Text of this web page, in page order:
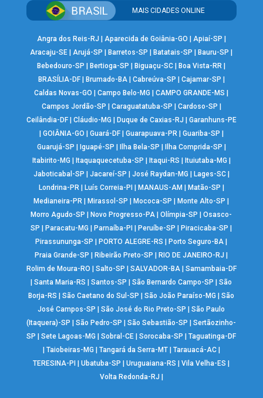
MAIS CIDADES ONLINE
Angra dos Reis-RJ | Aparecida de Goiânia-GO | Apiaí-SP |
Aracaju-SE | Arujá-SP |Barretos-SP |Batatais-SP |Bauru-SP |
Bebedouro-SP |Bertioga-SP |Biguaçu-SC |Boa Vista-RR |
BRASÍLIA-DF| Brumado-BA| Cabreúva-SP | Cajamar-SP |
Caldas Novas-GO |Campo Belo-MG |CAMPO GRANDE-MS |
Campos Jordão-SP | Caraguatatuba-SP | Cardoso-SP |
Ceilândia-DF| Cláudio-MG | Duque de Caxias-RJ | Garanhuns-PE
| GOIÂNIA-GO | Guará-DF| Guarapuava-PR | Guariba-SP |
Guarujá-SP | Iguapé-SP | Ilha Bela-SP | Ilha Comprida-SP |
Itabirito-MG | Itaquaquecetuba-SP | Itaqui-RS | Ituiutaba-MG |
Jaboticabal-SP | Jacareí-SP | José Raydan-MG | Lages-SC|
Londrina-PR | Luís Correia-PI | MANAUS-AM | Matão-SP |
Medianeira-PR |Mirassol-SP |Mococa-SP |Monte Alto-SP |
Morro Agudo-SP |Novo Progresso-PA |Olímpia-SP |Osasco-
SP |Paracatu-MG |Parnaíba-PI |Peruíbe-SP |Piracicaba-SP |
Pirassununga-SP |PORTO ALEGRE-RS |Porto Seguro-BA |
Praia Grande-SP |Ribeirão Preto-SP |RIO DE JANEIRO-RJ |
Rolim de Moura-RO | Salto-SP | SALVADOR-BA| Samambaia-DF
|Santa Maria-RS |Santos-SP |São Bernardo Campo-SP |São
Borja-RS |São Caetano do Sul-SP |São João Paraíso-MG |São
José Campos-SP |São José do Rio Preto-SP |São Paulo
(Itaquera)-SP |São Pedro-SP |São Sebastião-SP |Sertãozinho-
SP |Sete Lagoas-MG |Sobral-CE |Sorocaba-SP |Taguatinga-DF
| Taiobeiras-MG | Tangará da Serra-MT| Tarauacá-AC|
TERESINA-PI |Ubatuba-SP |Uruguaiana-RS |Vila Velha-ES |
Volta Redonda-RJ |